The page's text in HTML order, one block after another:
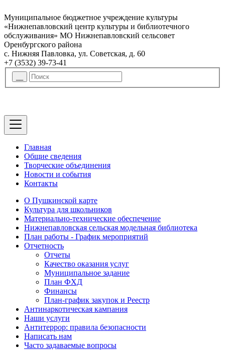
Муниципальное бюджетное учреждение культуры
«Нижнепавловский центр культуры и библиотечного
обслуживания» МО Нижнепавловский сельсовет
Оренбургского района
с. Нижняя Павловка, ул. Советская, д. 60
+7 (3532) 39-73-41
Главная
Общие сведения
Творческие объединения
Новости и события
Контакты
О Пушкинской карте
Культура для школьников
Материально-технические обеспечение
Нижнепавловская сельская модельная библиотека
План работы - График мероприятий
Отчетность
Отчеты
Качество оказания услуг
Муниципальное задание
План ФХД
Финансы
План-график закупок и Реестр
Антинаркотическая кампания
Наши услуги
Антитеррор: правила безопасности
Написать нам
Часто задаваемые вопросы